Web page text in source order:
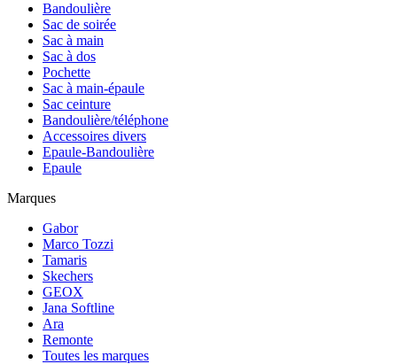
Bandoulière
Sac de soirée
Sac à main
Sac à dos
Pochette
Sac à main-épaule
Sac ceinture
Bandoulière/téléphone
Accessoires divers
Epaule-Bandoulière
Epaule
Marques
Gabor
Marco Tozzi
Tamaris
Skechers
GEOX
Jana Softline
Ara
Remonte
Toutes les marques